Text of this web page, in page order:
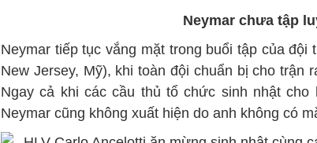
Neymar chưa tập
Neymar tiếp tục vắng mặt trong buổi tập của đội
New Jersey, Mỹ), khi toàn đội chuẩn bị cho trận
Ngay cả khi các cầu thủ tổ chức sinh nhật cho
Neymar cũng không xuất hiện do anh không có